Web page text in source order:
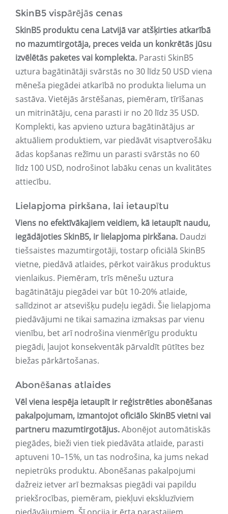
SkinB5 vispārējās cenas
SkinB5 produktu cena Latvijā var atšķirties atkarībā
no mazumtirgotāja, preces veida un konkrētās jūsu
izvēlētās paketes vai komplekta. Parasti SkinB5
uztura bagātinātāji svārstās no 30 līdz 50 USD viena
mēneša piegādei atkarībā no produkta lieluma un
sastāva. Vietējās ārstēšanas, piemēram, tīrīšanas
un mitrinātāju, cena parasti ir no 20 līdz 35 USD.
Komplekti, kas apvieno uztura bagātinātājus ar
aktuāliem produktiem, var piedāvāt visaptverošāku
ādas kopšanas režīmu un parasti svārstās no 60
līdz 100 USD, nodrošinot labāku cenas un kvalitātes
attiecību.
Lielapjoma pirkšana, lai ietaupītu
Viens no efektīvākajiem veidiem, kā ietaupīt naudu,
iegādājoties SkinB5, ir lielapjoma pirkšana. Daudzi
tiešsaistes mazumtirgotāji, tostarp oficiālā SkinB5
vietne, piedāvā atlaides, pērkot vairākus produktus
vienlaikus. Piemēram, trīs mēnešu uztura
bagātinātāju piegādei var būt 10-20% atlaide,
salīdzinot ar atsevišķu pudeļu iegādi. Šie lielapjoma
piedāvājumi ne tikai samazina izmaksas par vienu
vienību, bet arī nodrošina vienmērīgu produktu
piegādi, ļaujot konsekventāk pārvaldīt pūtītes bez
biežas pārkārtošanas.
Abonēšanas atlaides
Vēl viena iespēja ietaupīt ir reģistrēties abonēšanas
pakalpojumam, izmantojot oficiālo SkinB5 vietni vai
partneru mazumtirgotājus.Abonējot automātiskās
piegādes, bieži vien tiek piedāvāta atlaide, parasti
aptuveni 10–15%, un tas nodrošina, ka jums nekad
nepietrūks produktu. Abonēšanas pakalpojumi
dažreiz ietver arī bezmaksas piegādi vai papildu
priekšrocības, piemēram, piekļuvi ekskluzīviem